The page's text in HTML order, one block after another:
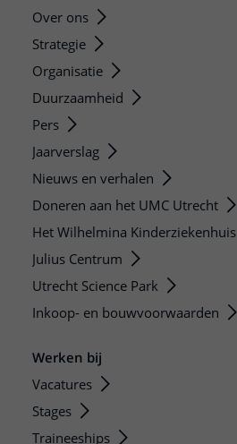
Over ons
Strategie
Organisatie
Duurzaamheid
Pers
Jaarverslag
Nieuws en verhalen
Doneren aan het UMC Utrecht
Het Wilhelmina Kinderziekenhuis
Julius Centrum
Utrecht Science Park
Inkoop- en bouwvoorwaarden
Werken bij
Vacatures
Stages
Traineeships